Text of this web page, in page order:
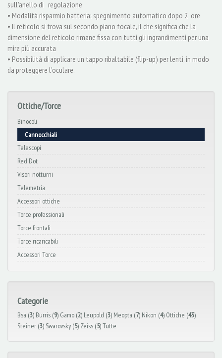
sull’anello di regolazione
• Modalità risparmio batteria: spegnimento automatico dopo 2 ore
• Il reticolo si trova sul secondo piano focale, il che significa che la
dimensione del reticolo rimane fissa con tutti gli ingrandimenti per una
mira più accurata
• Possibilità di applicare un tappo ribaltabile (flip-up) per lenti, in modo
da proteggere l’oculare.
Ottiche/Torce
Binocoli
Cannocchiali
Telescopi
Red Dot
Visori notturni
Telemetria
Accessori ottiche
Torce professionali
Torce frontali
Torce ricaricabili
Accessori Torce
Categorie
Bsa (3) Burris (9) Gamo (2) Leupold (3) Meopta (7) Nikon (4) Ottiche (43)
Steiner (3) Swarovsky (5) Zeiss (5)Tutte